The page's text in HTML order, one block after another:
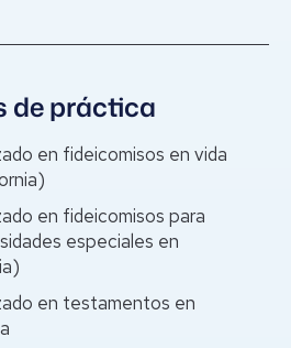
de práctica
en fideicomisos en vida
en fideicomisos para
especiales en
en testamentos en